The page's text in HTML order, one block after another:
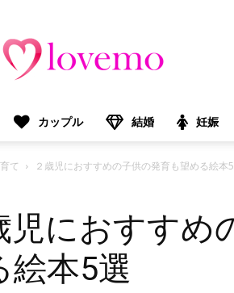
：
カップル 結婚 妊娠
て ２歳児におすすめの子供の発育も望める絵本
児におすすめ
絵本5選